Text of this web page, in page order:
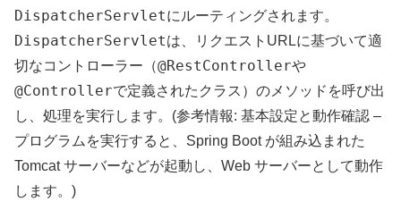
DispatcherServletにルーティングされます。
DispatcherServletは、リクエストURLに基づいて適
切なコントローラー（@RestControllerや
@Controllerで定義されたクラス）のメソッドを呼び出
し、処理を実行します。(参考情報: 基本設定と動作確認 –
プログラムを実行すると、Spring Boot が組み込まれた
Tomcat サーバーなどが起動し、Web サーバーとして動作
します。)